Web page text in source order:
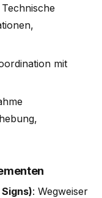
Technische
mit
: Wegweiser